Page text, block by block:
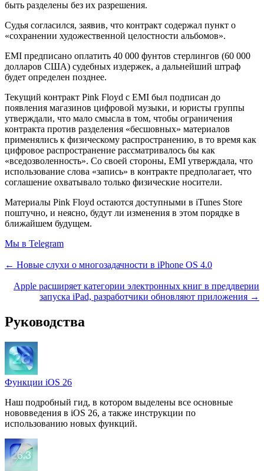
быть разделены без их разрешения.
Судья согласился, заявив, что контракт содержал пункт о
«сохранении художественной целостности альбомов».
EMI предписано оплатить 40 000 фунтов стерлингов (60 000
долларов США) судебных издержек, а дальнейший штраф
будет определен позднее.
Текущий контракт Pink Floyd с EMI был подписан до
появления магазинов цифровой музыки, и юристы группы
утверждали, что мало смысла в том, чтобы ограничения
контракта против разделения «бесшовных» материалов
применялись к физическому распространению, в то время как
цифровое распространение рассматривалось бы как
«вседозволенность». Со своей стороны, EMI утверждала, что
использование слова «запись» в контракте предполагает, что
соглашение охватывало только физические носители.
Материалы Pink Floyd остаются доступными в iTunes Store
поштучно, и неясно, будут ли изменения в этом порядке в
ближайшем будущем.
Мы в Telegram
← Новые слухи о многозадачности в iPhone OS 4.0
Apple расширяет категории электронных книг в преддверии
запуска iPad, разработчики обновляют приложения →
Руководства
Функции iOS 26
Наш подробный гид, в котором выделены все основные
нововведения в iOS 26, а также инструкции по
использованию новых функций.